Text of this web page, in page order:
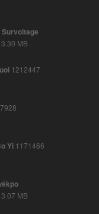
3.30 MB
1212447
Yi 1171466
3.07 MB